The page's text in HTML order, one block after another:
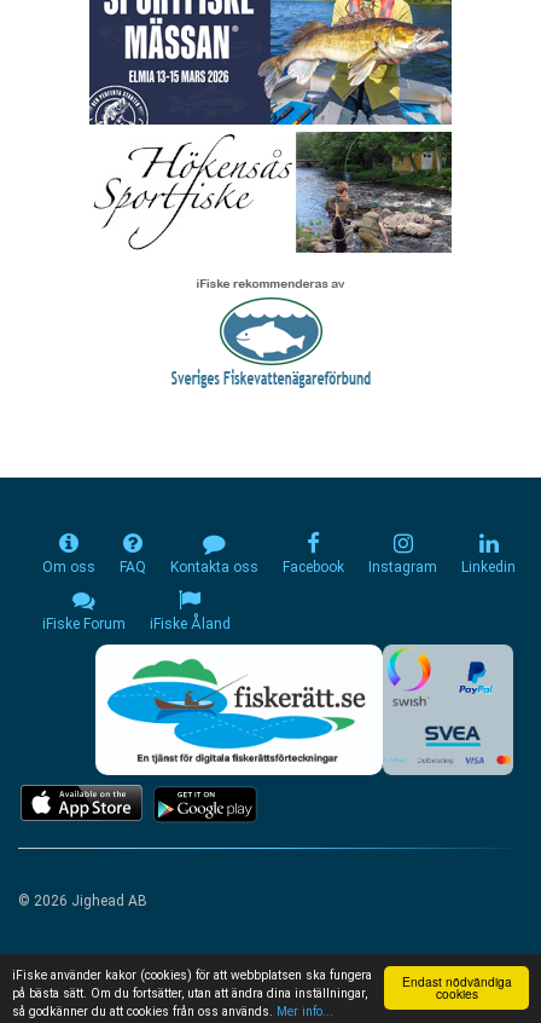
Endast nödvändiga
cookies
iFiske använder kakor (cookies) för att webbplatsen ska fungera
på bästa sätt. Om du fortsätter, utan att ändra dina inställningar,
så godkänner du att cookies från oss används.
Mer info...
Om oss FAQ Kontakta oss Facebook Instagram Linkedin
iFiske Forum iFiske Åland
© 2026 Jighead AB